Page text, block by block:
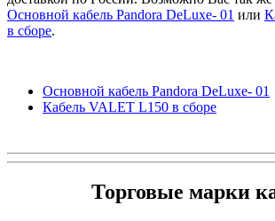
Основной кабель Pandora DeLuxe- 01 или
в сборе.
Основной кабель Pandora DeLuxe- 01
Кабель VALET L150 в сборе
Торговые марки